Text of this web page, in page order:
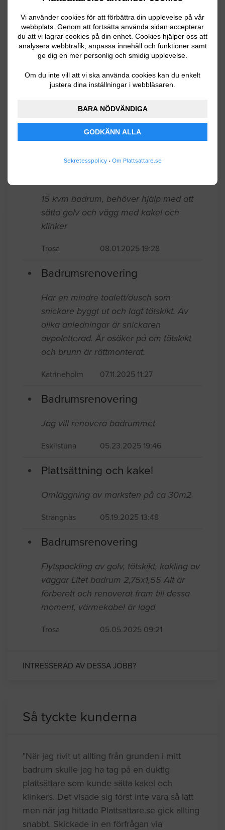
Vi använder cookies för att förbättra din upplevelse på vår
webbplats. Genom att fortsätta använda sidan accepterar
du att vi lagrar cookies på din enhet. Cookies hjälper oss att
analysera webbtrafik, anpassa innehåll och funktioner samt
ge dig en mer personlig och smidig upplevelse.
Om du inte vill att vi ska använda cookies kan du enkelt
justera dina inställningar i webbläsaren.
BARA NÖDVÄNDIGA
GODKÄNN ALLA
Sekretesspolicy• Om Plattsattare.se
Golvläggning
Att sätta Klinker på golvet i källare
Eskilstuna 11.17.2025 16:53
Stensättning / Marksten
hallen ca 4m². Skärning vid ytterdörr
och två elementrör.
15 kvm badrum, behöver hjälp med att
sätta golv och vägg med kakel och
klinker
Trosa 08.01.2025 19:28
Badrumsrenovering
Har en mindre toalett/dusch som
snickare byggt ut och lagt tätskikt. Av
olika anledningar är snickaren
avpoletterad. Är osäker på om tätskikt
och brunn är rättmonterat.
Katrineholm 07.11.2025 11:27
Badrumsrenovering
Jag vill renovera badrummet
Eskilstuna 05.23.2025 19:46
Plattsättning och kakel
Omläggning av marksten på ca 30m2
Strängnäs 05.19.2025 13:48
Badrumsrenovering
Flytspackling av golv, tätskikt, kakling av
väggar Litet badrum 2,75x1,55 Alt är
förberett och renoverat fram till dessa
moment, värmekabel är lagd
Trosa 05.05.2025 09:21
INTRESSERAD AV DESSA JOBB?
Så tyckte kunderna
"När jag rivit ut allting från grunden i mitt
badrum skulle jag ha tag på en duktig
plattsättare som kunde sätta kakel och
klinkers. Det visade sig först inte vara så lätt
men när jag hittade Plattsattare.se gick allting
snabbt. Skickade in en förfrågan via